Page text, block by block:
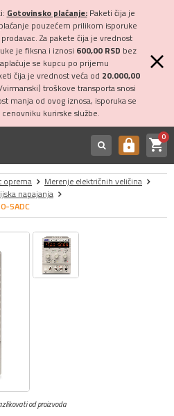
Gotovinsko plaćanje:Paketi čija je
pouzećem prilikom isporuke
Za pakete čija je vrednost
je fiksna i iznosi 600,00 RSD bez
se kupcu po prijemu
čija je vrednost veća od 20.000,00
troškove transporta snosi
manja od ovog iznosa, isporuka se
kurirske službe.
https shopping_cart0
oprema
Merenje električnih veličina
napajanja
5ADC
od proizvoda